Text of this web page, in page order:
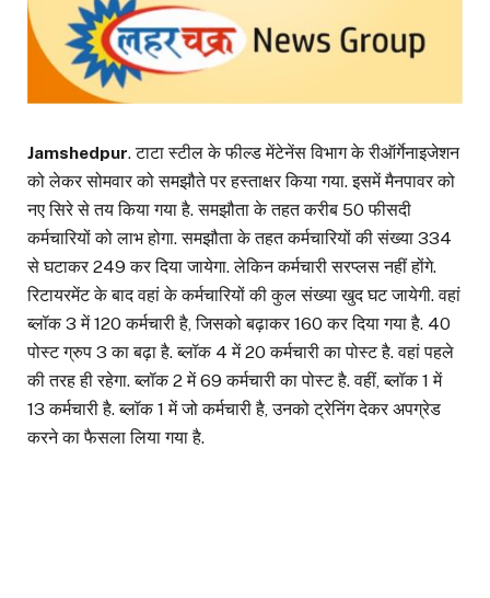
Jamshedpur. टाटा स्टील के फील्ड मेंटेनेंस विभाग के रीऑर्गेनाइजेशन
को लेकर सोमवार को समझौते पर हस्ताक्षर किया गया. इसमें मैनपावर को
नए सिरे से तय किया गया है. समझौता के तहत करीब 50 फीसदी
कर्मचारियों को लाभ होगा. समझौता के तहत कर्मचारियों की संख्या 334
से घटाकर 249 कर दिया जायेगा. लेकिन कर्मचारी सरप्लस नहीं होंगे.
रिटायरमेंट के बाद वहां के कर्मचारियों की कुल संख्या खुद घट जायेगी. वहां
ब्लॉक 3 में 120 कर्मचारी है, जिसको बढ़ाकर 160 कर दिया गया है. 40
पोस्ट ग्रुप 3 का बढ़ा है. ब्लॉक 4 में 20 कर्मचारी का पोस्ट है. वहां पहले
की तरह ही रहेगा. ब्लॉक 2 में 69 कर्मचारी का पोस्ट है. वहीं, ब्लॉक 1 में
13 कर्मचारी है. ब्लॉक 1 में जो कर्मचारी है, उनको ट्रेनिंग देकर अपग्रेड
करने का फैसला लिया गया है.